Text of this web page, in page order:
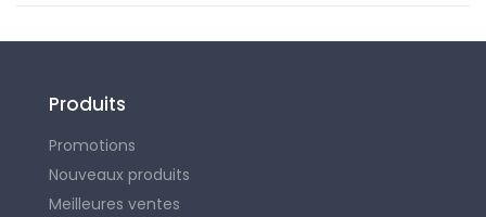
Produits
Promotions
Nouveaux produits
Meilleures ventes